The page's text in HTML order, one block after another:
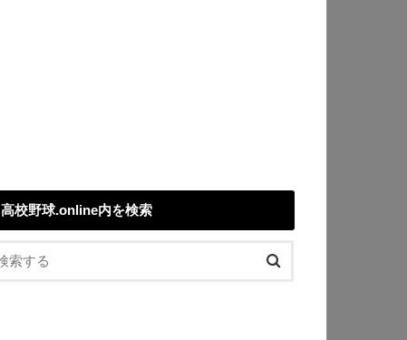
高校野球.online内を検索